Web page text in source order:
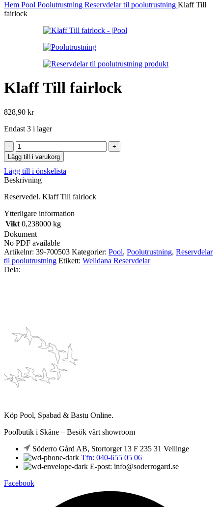
Hem Pool Poolutrustning Reservdelar til poolutrustning Klaff Till
fairlock
Klaff Till fairlock
828,90 kr
Endast 3 i lager
Klaff
Till
fairlock
mängd
Lägg till i varukorg
Lägg till i önskelista
Beskrivning
Reservedel. Klaff Till fairlock
Ytterligare information
Vikt 0,238000 kg
Dokument
No PDF available
Artikelnr: 39-700503 Kategorier: Pool, Poolutrustning, Reservdelar
til poolutrustning Etikett: Welldana Reservdelar
Dela:
Köp Pool, Spabad & Bastu Online.
Poolbutik i Skåne – Besök vårt showroom
Söderro Gård AB, Stortorget 13 F 235 31 Vellinge
Tfn: 040-655 05 06
E-post: info@soderrogard.se
Facebook